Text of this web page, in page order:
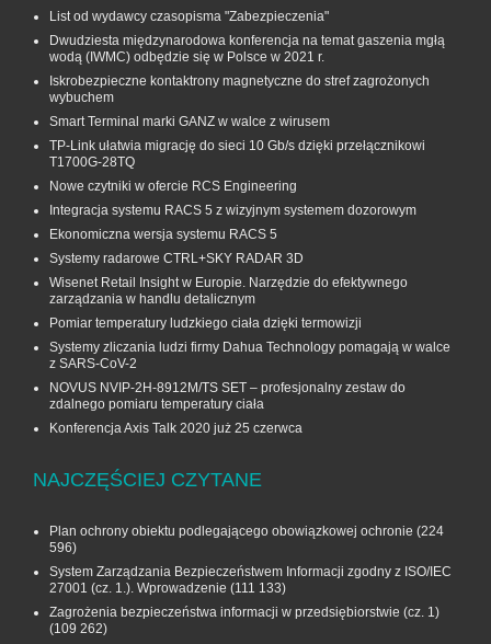
List od wydawcy czasopisma "Zabezpieczenia"
Dwudziesta międzynarodowa konferencja na temat gaszenia mgłą
wodą (IWMC) odbędzie się w Polsce w 2021 r.
Iskrobezpieczne kontaktrony magnetyczne do stref zagrożonych
wybuchem
Smart Terminal marki GANZ w walce z wirusem
TP-Link ułatwia migrację do sieci 10 Gb/s dzięki przełącznikowi
T1700G‑28TQ
Nowe czytniki w ofercie RCS Engineering
Integracja systemu RACS 5 z wizyjnym systemem dozorowym
Ekonomiczna wersja systemu RACS 5
Systemy radarowe CTRL+SKY RADAR 3D
Wisenet Retail Insight w Europie. Narzędzie do efektywnego
zarządzania w handlu detalicznym
Pomiar temperatury ludzkiego ciała dzięki termowizji
Systemy zliczania ludzi firmy Dahua Technology pomagają w walce
z SARS-CoV-2
NOVUS NVIP-2H-8912M/TS SET – profesjonalny zestaw do
zdalnego pomiaru temperatury ciała
Konferencja Axis Talk 2020 już 25 czerwca
NAJCZĘŚCIEJ CZYTANE
Plan ochrony obiektu podlegającego obowiązkowej ochronie (224
596)
System Zarządzania Bezpieczeństwem Informacji zgodny z ISO/IEC
27001 (cz. 1.). Wprowadzenie (111 133)
Zagrożenia bezpieczeństwa informacji w przedsiębiorstwie (cz. 1)
(109 262)